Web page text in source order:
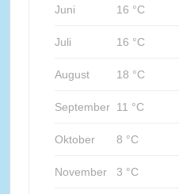
Juni 16 °C
Juli 16 °C
August 18 °C
September 11 °C
Oktober 8 °C
November 3 °C